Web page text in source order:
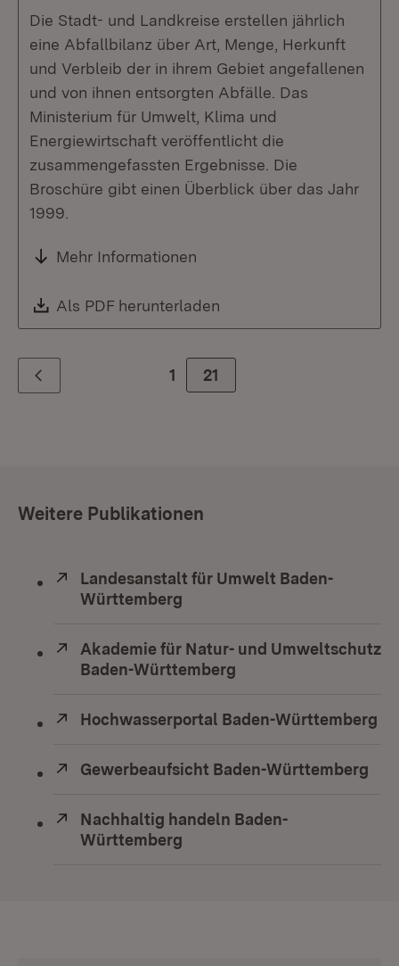
Die Stadt- und Landkreise erstellen jährlich
eine Abfallbilanz über Art, Menge, Herkunft
und Verbleib der in ihrem Gebiet angefallenen
und von ihnen entsorgten Abfälle. Das
Ministerium für Umwelt, Klima und
Energiewirtschaft veröffentlicht die
zusammengefassten Ergebnisse. Die
Broschüre gibt einen Überblick über das Jahr
1999.
Mehr Informationen
Download:
Als PDF herunterladen
Zurück 1 Zur Seite
21
Weitere Publikationen
Extern:
Landesanstalt für Umwelt Baden-
Württemberg
Extern:
Akademie für Natur- und Umweltschutz
Baden-Württemberg
Extern:
Hochwasserportal Baden-Württemberg
Extern:
Gewerbeaufsicht Baden-Württemberg
Extern:
Nachhaltig handeln Baden-
Württemberg